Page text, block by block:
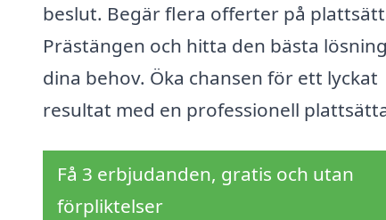
beslut. Begär flera offerter på
Prästängen och hitta den bästa
dina behov. Öka chansen för ett lyckat
resultat med en professionell
Få 3 erbjudanden, gratis och utan
förpliktelser